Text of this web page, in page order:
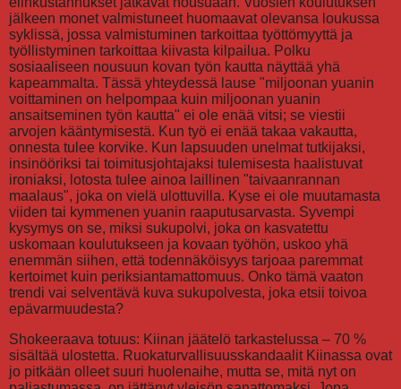
jälkeen monet valmistuneet huomaavat olevansa loukussa
syklissä, jossa valmistuminen tarkoittaa työttömyyttä ja
työllistyminen tarkoittaa kiivasta kilpailua. Polku
sosiaaliseen nousuun kovan työn kautta näyttää yhä
kapeammalta. Tässä yhteydessä lause "miljoonan yuanin
voittaminen on helpompaa kuin miljoonan yuanin
ansaitseminen työn kautta" ei ole enää vitsi; se viestii
arvojen kääntymisestä. Kun työ ei enää takaa vakautta,
onnesta tulee korvike. Kun lapsuuden unelmat tutkijaksi,
insinööriksi tai toimitusjohtajaksi tulemisesta haalistuvat
ironiaksi, lotosta tulee ainoa laillinen "taivaanrannan
maalaus", joka on vielä ulottuvilla. Kyse ei ole muutamasta
viiden tai kymmenen yuanin raaputusarvasta. Syvempi
kysymys on se, miksi sukupolvi, joka on kasvatettu
uskomaan koulutukseen ja kovaan työhön, uskoo yhä
enemmän siihen, että todennäköisyys tarjoaa paremmat
kertoimet kuin periksiantamattomuus. Onko tämä vaaton
trendi vai selventävä kuva sukupolvesta, joka etsii toivoa
epävarmuudesta?
Shokeeraava totuus: Kiinan jäätelö tarkastelussa – 70 %
sisältää ulostetta. Ruokaturvallisuusskandaalit Kiinassa ovat
jo pitkään olleet suuri huolenaihe, mutta se, mitä nyt on